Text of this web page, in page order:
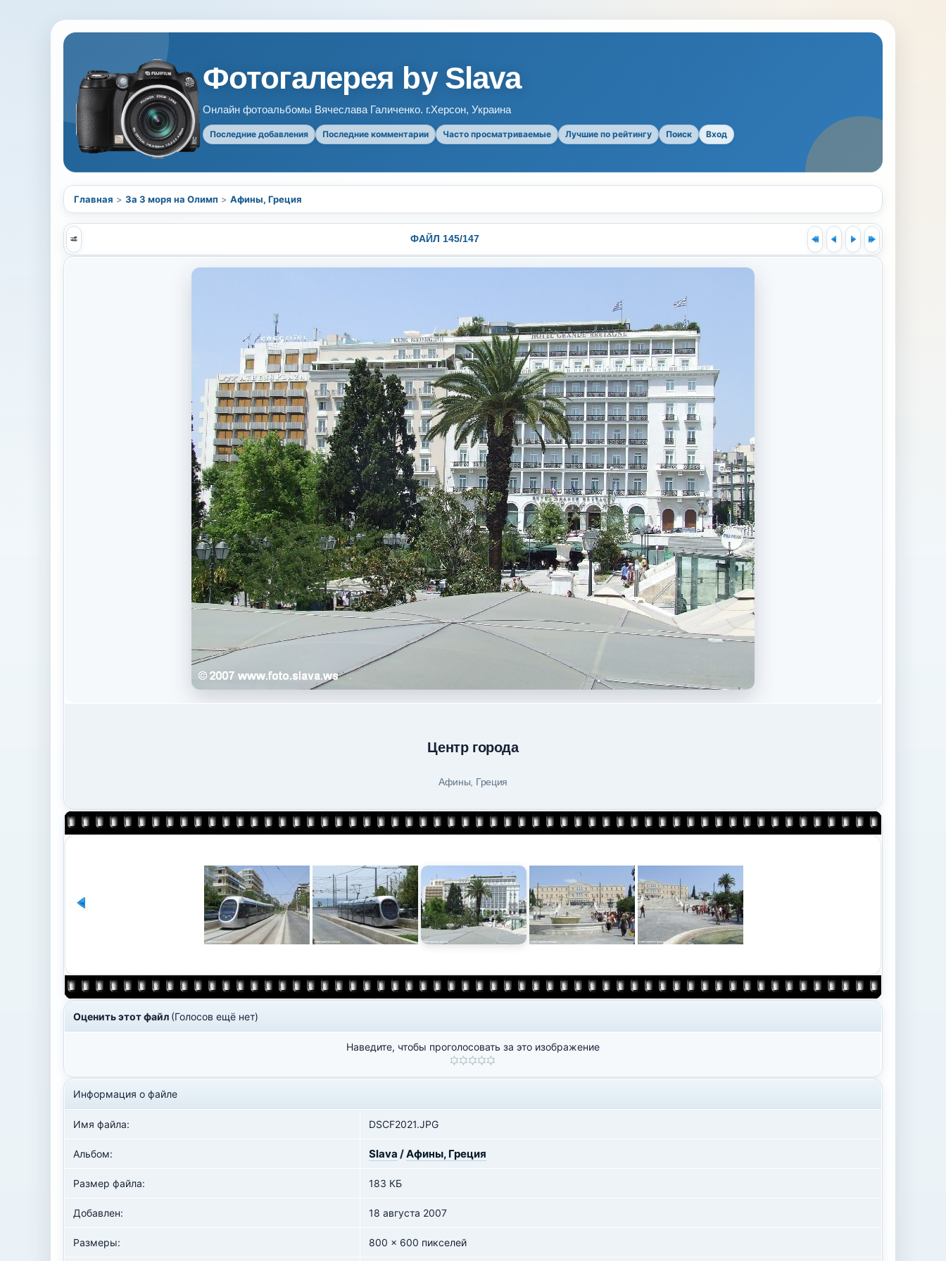
Фотогалерея by Slava
Онлайн фотоальбомы Вячеслава Галиченко. г.Херсон, Украина
Последние добавления Последние комментарии Часто просматриваемые Лучшие по рейтингу Поиск Вход
Главная > За 3 моря на Олимп > Афины, Греция
ФАЙЛ 145/147
Центр города
Афины, Греция
Оценить этот файл (Голосов ещё нет)
Наведите, чтобы проголосовать за это изображение
Информация о файле
Имя файла: DSCF2021.JPG
Альбом: Slava /Афины, Греция
Размер файла: 183 КБ
Добавлен: 18 августа 2007
Размеры: 800 x 600 пикселей